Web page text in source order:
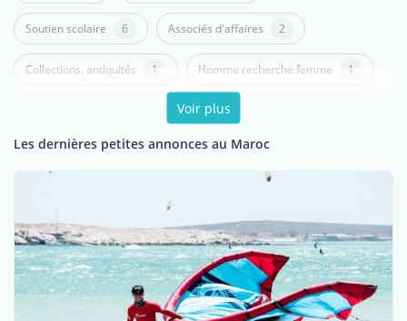
Soutien scolaire 6 Associés d'affaires 2
Collections, antiquités 1 Homme recherche femme 1
Ordinateurs, portables
Vêtements et accessoires 1 Autres - Achat et Vente
Voir plus
Les dernières petites annonces au Maroc